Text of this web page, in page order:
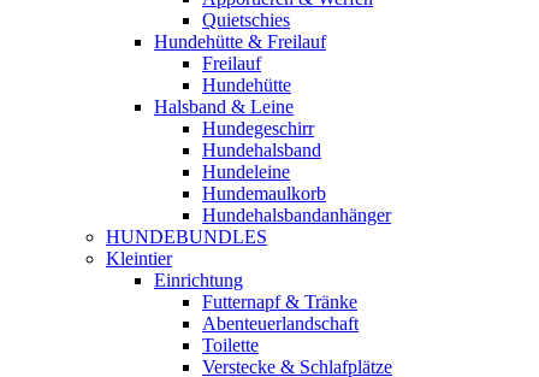
Quietschies
Hundehütte & Freilauf
Freilauf
Hundehütte
Halsband & Leine
Hundegeschirr
Hundehalsband
Hundeleine
Hundemaulkorb
Hundehalsbandanhänger
HUNDEBUNDLES
Kleintier
Einrichtung
Futternapf & Tränke
Abenteuerlandschaft
Toilette
Verstecke & Schlafplätze